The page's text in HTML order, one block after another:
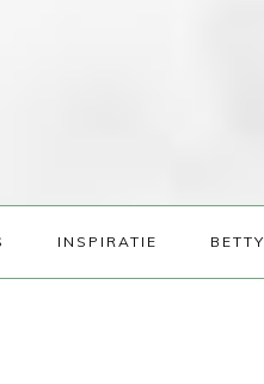
INSPIRATIE BETTY